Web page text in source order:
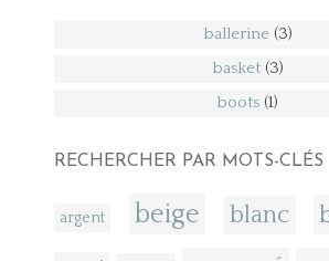
ballerine (3)
basket (3)
boots (1)
RECHERCHER PAR MOTS-CLÉS
argent beige blanc